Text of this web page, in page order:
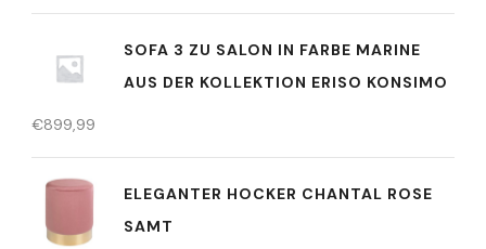
SOFA 3 ZU SALON IN FARBE MARINE
AUS DER KOLLEKTION ERISO KONSIMO
€899,99
ELEGANTER HOCKER CHANTAL ROSE
SAMT